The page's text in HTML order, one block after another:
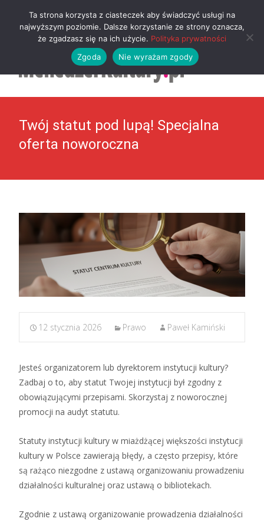
Twój statut pod lupą! Specjalna
oferta noworoczna
12 stycznia 2026 Prawo Paweł Kamiński
Jesteś organizatorem lub dyrektorem instytucji kultury?
Zadbaj o to, aby statut Twojej instytucji był zgodny z
obowiązującymi przepisami. Skorzystaj z noworocznej
promocji na audyt statutu.
Statuty instytucji kultury w miażdżącej większości instytucji
kultury w Polsce zawierają błędy, a często przepisy, które
są rażąco niezgodne z ustawą organizowaniu prowadzeniu
działalności kulturalnej oraz ustawą o bibliotekach.
Zgodnie z ustawą organizowanie prowadzenia działalności
MENU
Ta strona korzysta z ciasteczek aby świadczyć usługi na
najwyższym poziomie. Dalsze korzystanie ze strony oznacza,
że zgadzasz się na ich użycie. Polityka prywatności
Zgoda
Nie wyrażam zgody